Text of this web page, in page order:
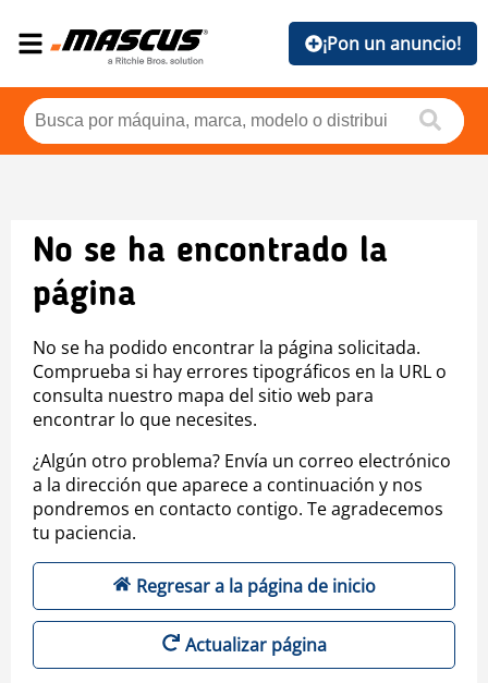
¡Pon un anuncio!
No se ha encontrado la
página
No se ha podido encontrar la página solicitada.
Comprueba si hay errores tipográficos en la URL o
consulta nuestro mapa del sitio web para
encontrar lo que necesites.
¿Algún otro problema? Envía un correo electrónico
a la dirección que aparece a continuación y nos
pondremos en contacto contigo. Te agradecemos
tu paciencia.
Regresar a la página de inicio
Actualizar página